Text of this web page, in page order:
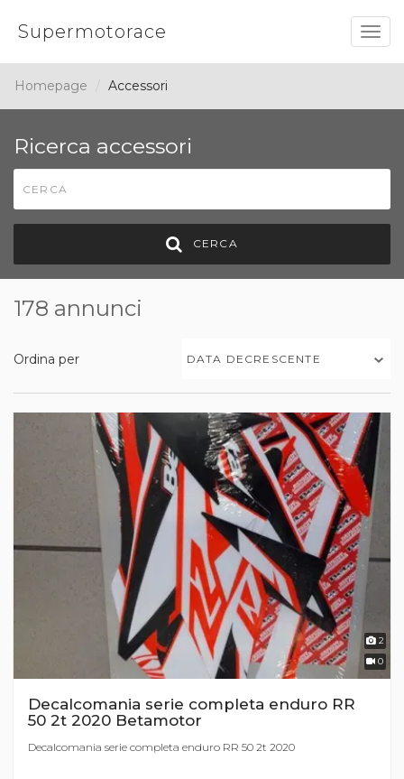
Supermotorace
Homepage Accessori
Ricerca accessori
CERCA
178 annunci
Ordina per DATA DECRESCENTE
2
0
Decalcomania serie completa enduro RR
50 2t 2020 Betamotor
Decalcomania serie completa enduro RR 50 2t 2020